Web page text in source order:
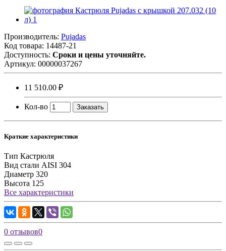
Производитель: Pujadas
Код товара: 14487-21
Доступность: Сроки и цены уточняйте.
Артикул: 00000037267
11 510.00 ₽
Кол-во Заказать
Краткие характеристики
Тип Кастрюля
Вид стали AISI 304
Диаметр 320
Высота 125
Все характеристики
0 отзывов0